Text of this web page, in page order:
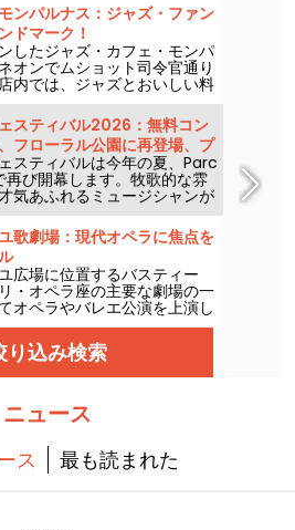
ンパルナス：ジャズ・ファン
ドマーク！
したジャズ・カフェ・モンパ
オンでムショット司令官通り
内では、ジャズとおいしい料
いる......。
スティバル2026：無料コン
フローラル公園に再登場、プ
スティバルは今年の夏、Parc
び開幕します。牧歌的な雰
気あふれるミュージシャンが
す。以下は2026年6月24日か
コンサート・プログラムで
歌劇場：現代オペラに焦点を
広場に位置するバスティー
・オペラ座の主要な劇場の一
オペラやバレエ公演を上演し
開業したこのモダンな建築
え入れ、首都におけるオペラ
して重要な役割を果たしてい
り込み検索
ニュース
ス 最も読まれた